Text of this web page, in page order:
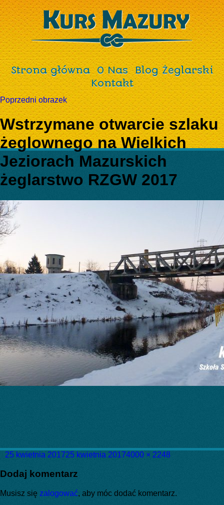
Strona główna O Nas
Blog Żeglarski
Kontakt
Poprzedni obrazek
Wstrzymane otwarcie szlaku
żeglownego na Wielkich
Jeziorach Mazurskich
żeglarstwo RZGW 2017
Data
25 kwietnia 201725 kwietnia 2017Pełny
4000 × 2248
Dodaj komentarz
Musisz się zalogować, aby móc dodać komentarz.